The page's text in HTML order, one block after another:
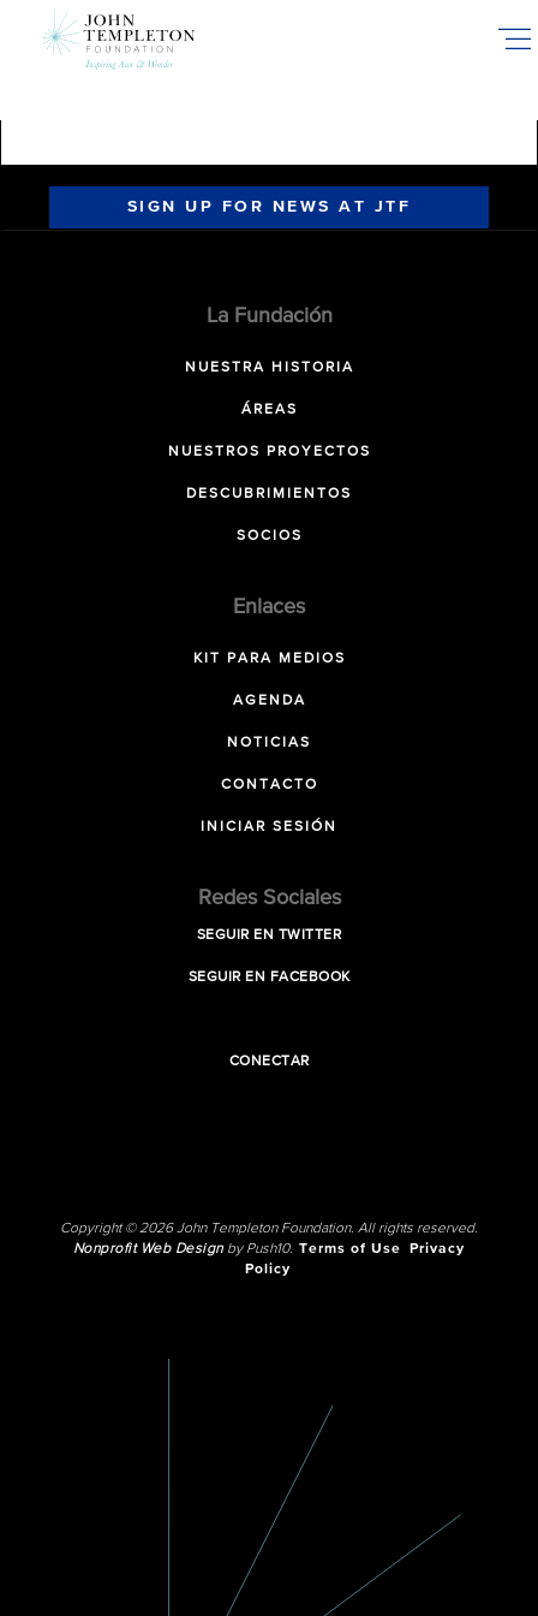
SIGN UP FOR NEWS AT JTF
La Fundación
NUESTRA HISTORIA
ÁREAS
NUESTROS PROYECTOS
DESCUBRIMIENTOS
SOCIOS
Enlaces
KIT PARA MEDIOS
AGENDA
NOTICIAS
CONTACTO
INICIAR SESIÓN
Redes Sociales
SEGUIR EN TWITTER
SEGUIR EN FACEBOOK
CONECTAR
Copyright © 2026 John Templeton Foundation. All rights reserved.
Nonprofit Web Designby Push10. Terms of Use
Privacy
Policy